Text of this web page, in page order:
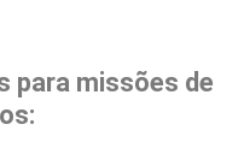
para missões de